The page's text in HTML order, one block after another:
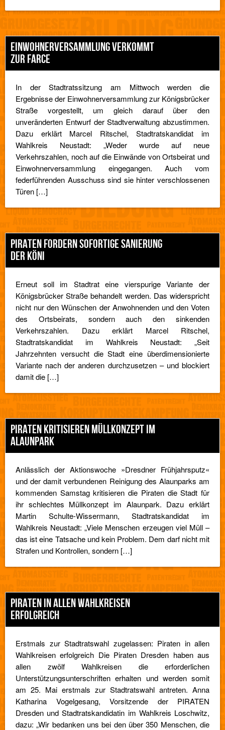
EINWOHNERVERSAMMLUNG VERKOMMT
ZUR FARCE
In der Stadtratssitzung am Mittwoch werden die
Ergebnisse der Einwohnerversammlung zur Königsbrücker
Straße vorgestellt, um gleich darauf über den
unveränderten Entwurf der Stadtverwaltung abzustimmen.
Dazu erklärt Marcel Ritschel, Stadtratskandidat im
Wahlkreis Neustadt: „Weder wurde auf neue
Verkehrszahlen, noch auf die Einwände von Ortsbeirat und
Einwohnerversammlung eingegangen. Auch vom
federführenden Ausschuss sind sie hinter verschlossenen
Türen […]
PIRATEN FORDERN SOFORTIGE SANIERUNG
DER KÖNI
Erneut soll im Stadtrat eine vierspurige Variante der
Königsbrücker Straße behandelt werden. Das widerspricht
nicht nur den Wünschen der Anwohnenden und den Voten
des Ortsbeirats, sondern auch den sinkenden
Verkehrszahlen. Dazu erklärt Marcel Ritschel,
Stadtratskandidat im Wahlkreis Neustadt: „Seit
Jahrzehnten versucht die Stadt eine überdimensionierte
Variante nach der anderen durchzusetzen – und blockiert
damit die […]
PIRATEN KRITISIEREN MÜLLKONZEPT IM
ALAUNPARK
Anlässlich der Aktionswoche »Dresdner Frühjahrsputz«
und der damit verbundenen Reinigung des Alaunparks am
kommenden Samstag kritisieren die Piraten die Stadt für
ihr schlechtes Müllkonzept im Alaunpark. Dazu erklärt
Martin Schulte-Wissermann, Stadtratskandidat im
Wahlkreis Neustadt: „Viele Menschen erzeugen viel Müll –
das ist eine Tatsache und kein Problem. Dem darf nicht mit
Strafen und Kontrollen, sondern […]
PIRATEN IN ALLEN WAHLKREISEN
ERFOLGREICH
Erstmals zur Stadtratswahl zugelassen: Piraten in allen
Wahlkreisen erfolgreich Die Piraten Dresden haben aus
allen zwölf Wahlkreisen die erforderlichen
Unterstützungsunterschriften erhalten und werden somit
am 25. Mai erstmals zur Stadtratswahl antreten. Anna
Katharina Vogelgesang, Vorsitzende der PIRATEN
Dresden und Stadtratskandidatin im Wahlkreis Loschwitz,
dazu: „Wir bedanken uns bei den über 350 Menschen, die